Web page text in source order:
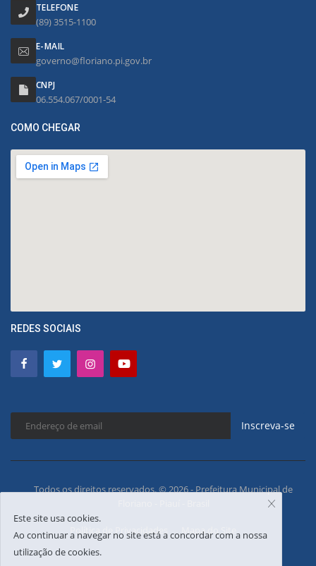
TELEFONE
(89) 3515-1100
E-MAIL
governo@floriano.pi.gov.br
CNPJ
06.554.067/0001-54
COMO CHEGAR
REDES SOCIAIS
Inscreva-se
Todos os direitos reservados. © 2026 - Prefeitura Municipal de
Política de Privacidades Mapa do Site
Este site usa cookies.
Ao continuar a navegar no site está a concordar com a nossa
utilização de cookies.